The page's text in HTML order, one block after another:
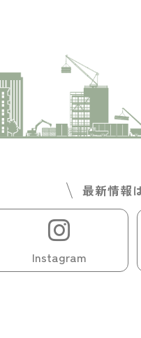
最新情報
Instagram